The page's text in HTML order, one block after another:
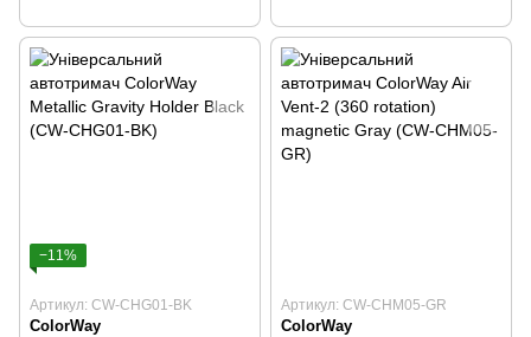
−11%
Артикул: CW-CHG01-BK
ColorWay
Артикул: CW-CHM05-GR
ColorWay